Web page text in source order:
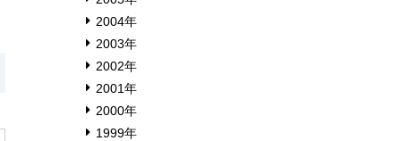
2004年
2003年
2002年
2001年
2000年
1999年